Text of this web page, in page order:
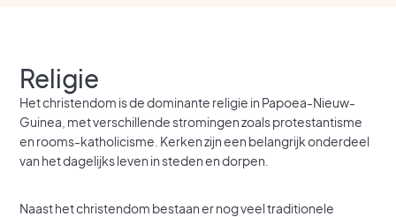
Religie
Het christendom is de dominante religie in Papoea-Nieuw-
Guinea, met verschillende stromingen zoals protestantisme
en rooms-katholicisme. Kerken zijn een belangrijk onderdeel
van het dagelijks leven in steden en dorpen.
Naast het christendom bestaan er nog veel traditionele